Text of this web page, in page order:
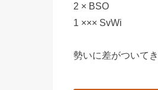
2 × BSO
1 ××× SvWi
勢いに差がついて